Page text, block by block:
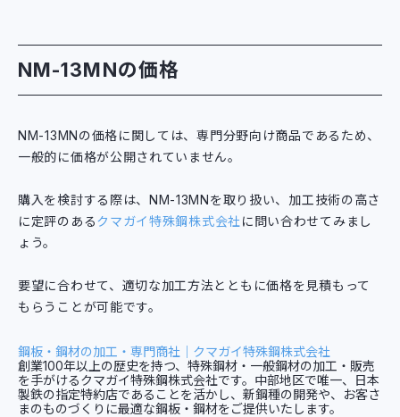
NM-13MNの価格
NM-13MNの価格に関しては、専門分野向け商品であるため、
一般的に価格が公開されていません。
購入を検討する際は、NM-13MNを取り扱い、加工技術の高さ
に定評のあるクマガイ特殊鋼株式会社 に問い合わせてみまし
ょう。
要望に合わせて、適切な加工方法とともに価格を見積もって
もらうことが可能です。
鋼板・鋼材の加工・専門商社｜クマガイ特殊鋼株式会社
創業100年以上の歴史を持つ、特殊鋼材・一般鋼材の加工・販売
を手がけるクマガイ特殊鋼株式会社です。中部地区で唯一、日本
製鉄の指定特約店であることを活かし、新鋼種の開発や、お客さ
まのものづくりに最適な鋼板・鋼材をご提供いたします。